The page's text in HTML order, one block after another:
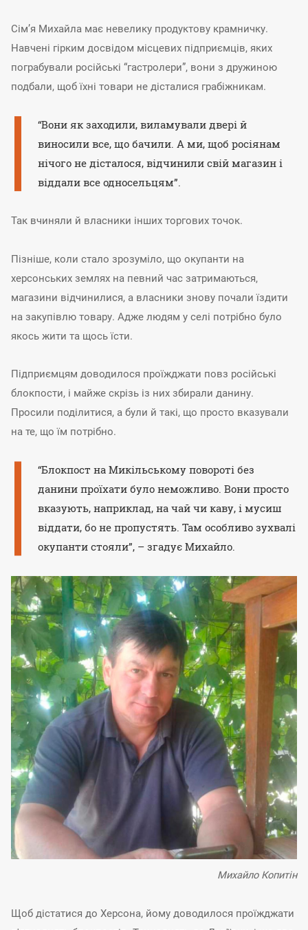
Сім’я Михайла має невелику продуктову крамничку.
Навчені гірким досвідом місцевих підприємців, яких
пограбували російські “гастролери”, вони з дружиною
подбали, щоб їхні товари не дісталися грабіжникам.
“Вони як заходили, виламували двері й
виносили все, що бачили. А ми, щоб росіянам
нічого не дісталося, відчинили свій магазин і
віддали все односельцям”.
Так вчиняли й власники інших торгових точок.
Пізніше, коли стало зрозуміло, що окупанти на
херсонських землях на певний час затримаються,
магазини відчинилися, а власники знову почали їздити
на закупівлю товару. Адже людям у селі потрібно було
якось жити та щось їсти.
Підприємцям доводилося проїжджати повз російські
блокпости, і майже скрізь із них збирали данину.
Просили поділитися, а були й такі, що просто вказували
на те, що їм потрібно.
“Блокпост на Микільському повороті без
данини проїхати було неможливо. Вони просто
вказують, наприклад, на чай чи каву, і мусиш
віддати, бо не пропустять. Там особливо зухвалі
окупанти стояли”, – згадує Михайло.
Михайло Копитін
Щоб дістатися до Херсона, йому доводилося проїжджати